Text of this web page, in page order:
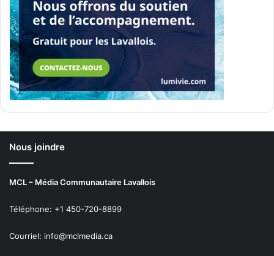
Nous joindre
MCL – Média Communautaire Lavallois
Téléphone: +1 450-720-8899
Courriel: info@mclmedia.ca